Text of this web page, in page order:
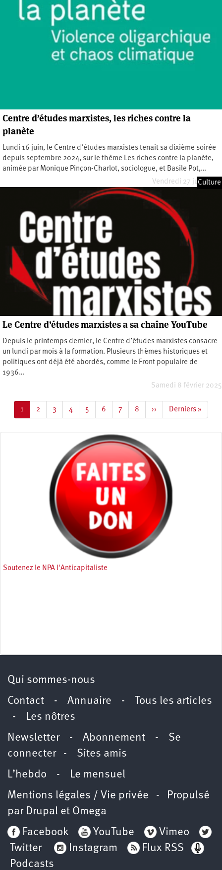
Centre d’études marxistes, les riches contre la
planète
Lundi 16 juin, le Centre d’études marxistes tenait sa dixième soirée
depuis septembre 2024, sur le thème Les riches contre la planète,
animée par Monique Pinçon-Charlot, sociologue, et Basile Pot,…
Vendredi 27 juin 2025
Culture
Le Centre d’études marxistes a sa chaîne YouTube
Depuis le printemps dernier, le Centre d’études marxistes consacre
un lundi par mois à la formation. Plusieurs thèmes historiques et
politiques ont déjà été abordés, comme le Front populaire de
1936…
Samedi 8 février 2025
Page
courante
1 Page
2 Page
3 Page
4 Page
5 Page
6 Page
7 Page
8
Page
suivante
››
Dernière
page
Derniers »
Soutenez le NPA l'Anticapitaliste
Qui sommes-nous
Contact - Annuaire - Tous les articles
-
Les nôtres
Newsletter- Abonnement - Se
connecter- Sites amis
L’hebdo -
Le mensuel
Mentions légales / Vie privée - Propulsé
par Drupal et Omega
Facebook
YouTube
Vimeo
Twitter
Instagram
Flux RSS
Podcasts